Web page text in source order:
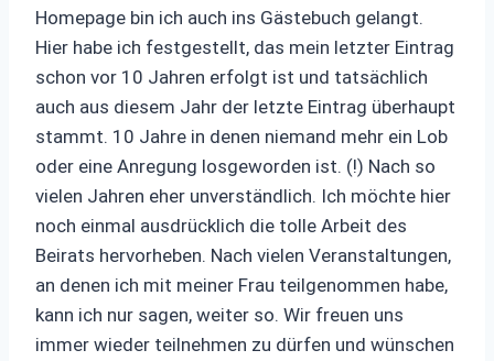
Homepage bin ich auch ins Gästebuch gelangt.
Hier habe ich festgestellt, das mein letzter Eintrag
schon vor 10 Jahren erfolgt ist und tatsächlich
auch aus diesem Jahr der letzte Eintrag überhaupt
stammt. 10 Jahre in denen niemand mehr ein Lob
oder eine Anregung losgeworden ist. (!) Nach so
vielen Jahren eher unverständlich. Ich möchte hier
noch einmal ausdrücklich die tolle Arbeit des
Beirats hervorheben. Nach vielen Veranstaltungen,
an denen ich mit meiner Frau teilgenommen habe,
kann ich nur sagen, weiter so. Wir freuen uns
immer wieder teilnehmen zu dürfen und wünschen